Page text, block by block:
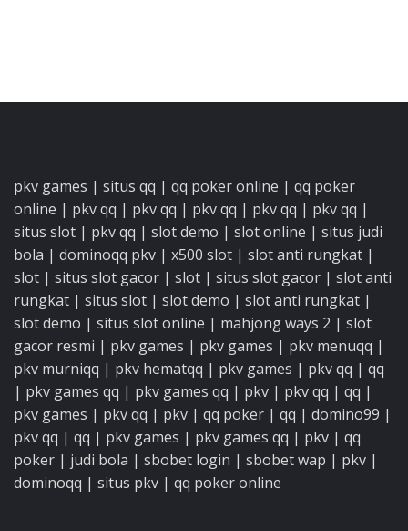
pkv games | situs qq | qq poker online | qq poker
online | pkv qq | pkv qq | pkv qq | pkv qq | pkv qq |
situs slot | pkv qq | slot demo | slot online | situs judi
bola | dominoqq pkv | x500 slot | slot anti rungkat |
slot | situs slot gacor | slot | situs slot gacor | slot anti
rungkat | situs slot | slot demo | slot anti rungkat |
slot demo | situs slot online | mahjong ways 2 | slot
gacor resmi | pkv games | pkv games | pkv menuqq |
pkv murniqq | pkv hematqq | pkv games | pkv qq | qq
| pkv games qq | pkv games qq | pkv | pkv qq | qq |
pkv games | pkv qq | pkv | qq poker | qq | domino99 |
pkv qq | qq | pkv games | pkv games qq | pkv | qq
poker | judi bola | sbobet login | sbobet wap | pkv |
dominoqq | situs pkv | qq poker online